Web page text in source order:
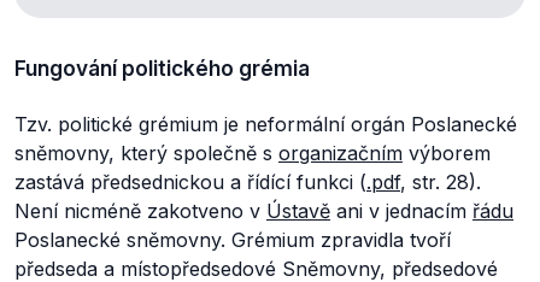
Fungování politického grémia
Tzv. politické grémium je neformální orgán Poslanecké
sněmovny, který společně s organizačním výborem
zastává předsednickou a řídící funkci (.pdf, str. 28).
Není nicméně zakotveno v Ústavě ani v jednacím řádu
Poslanecké sněmovny. Grémium zpravidla tvoří
předseda a místopředsedové Sněmovny, předsedové